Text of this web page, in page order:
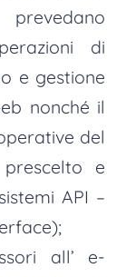
di
e gestione
nonché il
del
e
API –
all’ e-